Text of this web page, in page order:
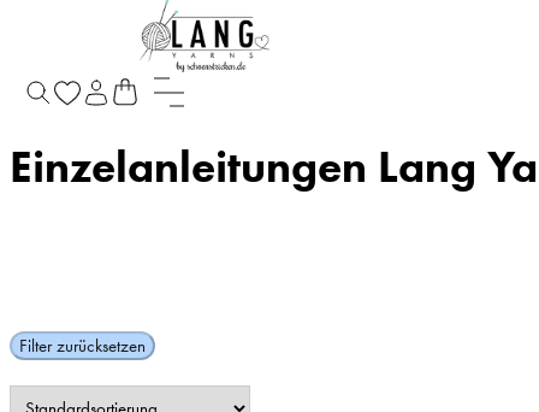
Anleitungen | Hefte /Einzelanleitungen Lang Yarns
Einzelanleitungen Lang
Filter zurücksetzen